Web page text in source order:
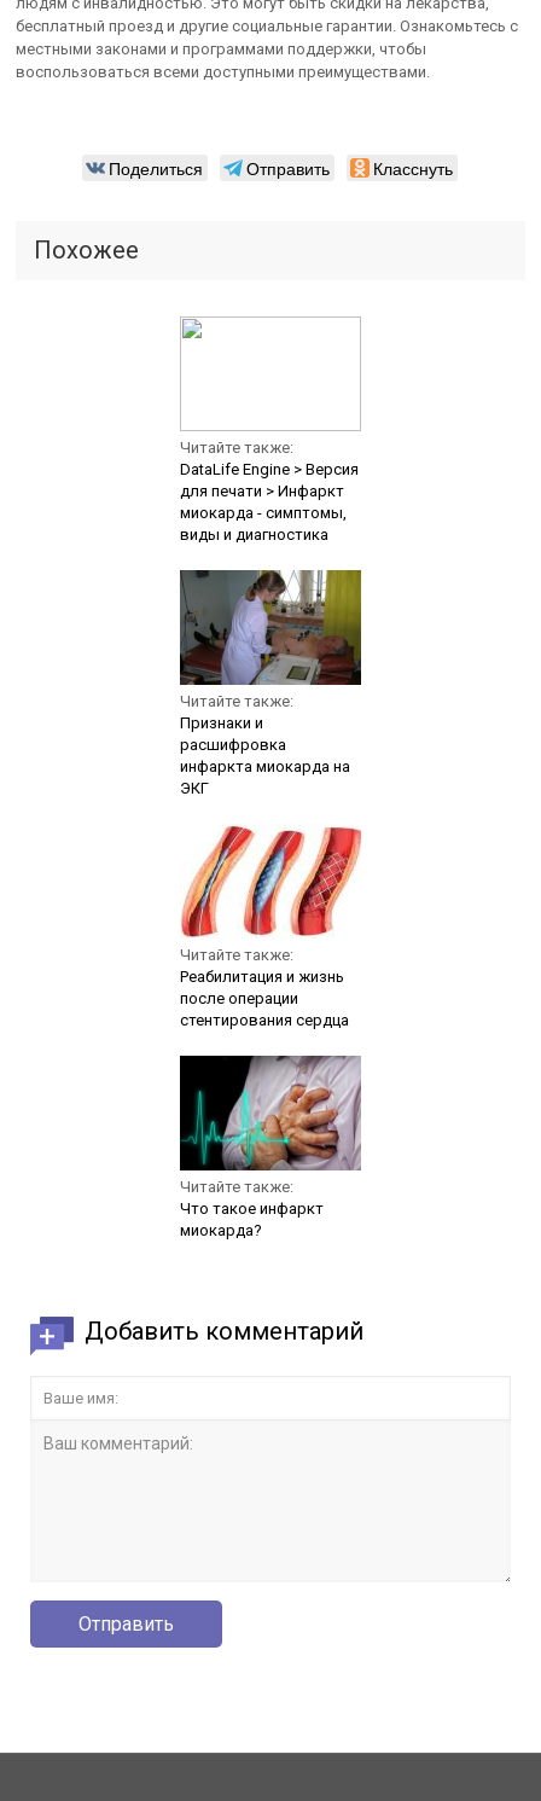
бесплатный проезд и другие социальные гарантии. Ознакомьтесь с
местными законами и программами поддержки, чтобы
воспользоваться всеми доступными преимуществами.
Поделиться Отправить Класснуть
Похожее
Читайте также:
DataLife Engine > Версия
для печати > Инфаркт
миокарда - симптомы,
виды и диагностика
Читайте также:
Признаки и
расшифровка
инфаркта миокарда на
ЭКГ
Читайте также:
Реабилитация и жизнь
после операции
стентирования сердца
Читайте также:
Что такое инфаркт
миокарда?
Добавить комментарий